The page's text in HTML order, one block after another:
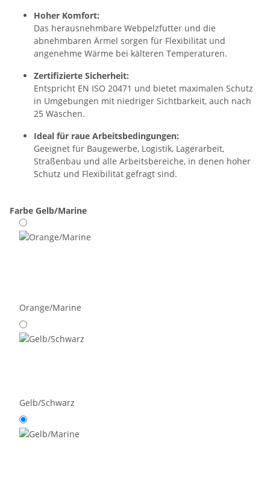
Hoher Komfort:
Das herausnehmbare Webpelzfutter und die
abnehmbaren Ärmel sorgen für Flexibilität und
angenehme Wärme bei kälteren Temperaturen.
Zertifizierte Sicherheit:
Entspricht EN ISO 20471 und bietet maximalen Schutz
in Umgebungen mit niedriger Sichtbarkeit, auch nach
25 Wäschen.
Ideal für raue Arbeitsbedingungen:
Geeignet für Baugewerbe, Logistik, Lagerarbeit,
Straßenbau und alle Arbeitsbereiche, in denen hoher
Schutz und Flexibilität gefragt sind.
Farbe Gelb/Marine
Orange/Marine
Gelb/Schwarz